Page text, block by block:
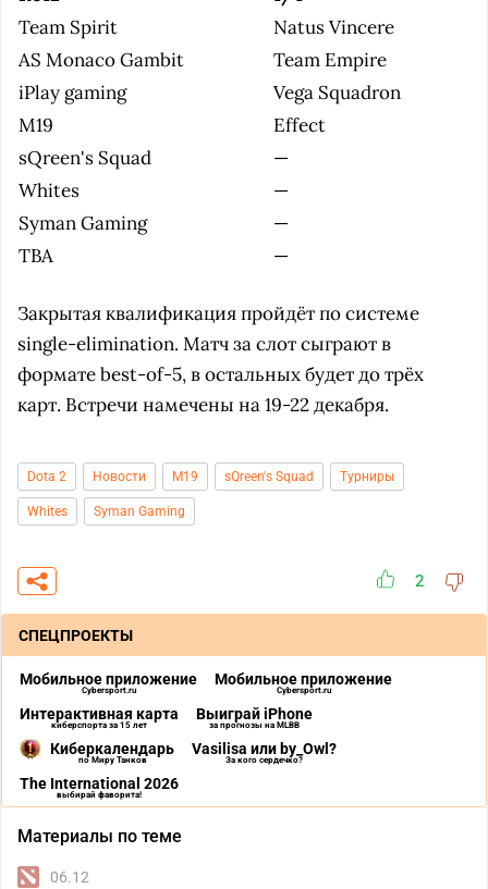
Team Spirit
Natus Vincere
AS Monaco Gambit
Team Empire
iPlay gaming
Vega Squadron
M19
Effect
sQreen's Squad
—
Whites
—
Syman Gaming
—
TBA
—
Закрытая квалификация пройдёт по системе
single-elimination. Матч за слот сыграют в
формате best-of-5, в остальных будет до трёх
карт. Встречи намечены на 19-22 декабря.
Dota 2 Новости M19 sQreen's Squad Турниры
Whites Syman Gaming
2
СПЕЦПРОЕКТЫ
Мобильное приложение
Cybersport.ru
Мобильное приложение
Cybersport.ru
Интерактивная карта
киберспорта за 15 лет
Выиграй iPhone
за прогнозы на MLBB
Киберкалендарь
по Миру Танков
Vasilisa или by_Owl?
За кого сердечко?
The International 2026
выбирай фаворита!
Материалы по теме
06.12